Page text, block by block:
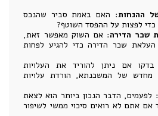
ההנחות: האם באמת סביר שהנכס
כדי לפצות על ההפסד השוטף?
שכר הדירה: אם השוק מאפשר זאת,
העלאת שכר הדירה כדי להגיע לפחות
אם ניתן להוריד את העלויות
מחדש של המשכנתא, הורדת עלויות
: לפעמים, הדבר הנכון ביותר הוא לצאת
אתם לא רואים סיכוי ממשי לשיפור